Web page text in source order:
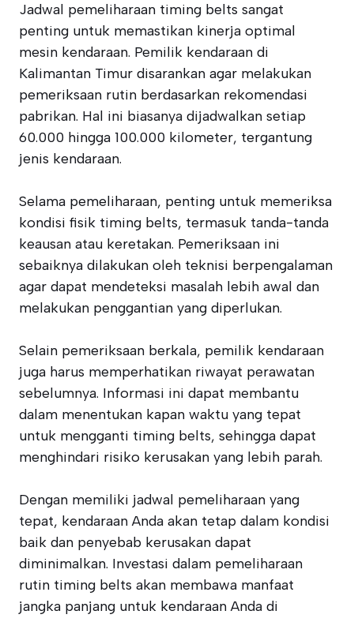
Jadwal pemeliharaan timing belts sangat
penting untuk memastikan kinerja optimal
mesin kendaraan. Pemilik kendaraan di
Kalimantan Timur disarankan agar melakukan
pemeriksaan rutin berdasarkan rekomendasi
pabrikan. Hal ini biasanya dijadwalkan setiap
60.000 hingga 100.000 kilometer, tergantung
jenis kendaraan.
Selama pemeliharaan, penting untuk memeriksa
kondisi fisik timing belts, termasuk tanda-tanda
keausan atau keretakan. Pemeriksaan ini
sebaiknya dilakukan oleh teknisi berpengalaman
agar dapat mendeteksi masalah lebih awal dan
melakukan penggantian yang diperlukan.
Selain pemeriksaan berkala, pemilik kendaraan
juga harus memperhatikan riwayat perawatan
sebelumnya. Informasi ini dapat membantu
dalam menentukan kapan waktu yang tepat
untuk mengganti timing belts, sehingga dapat
menghindari risiko kerusakan yang lebih parah.
Dengan memiliki jadwal pemeliharaan yang
tepat, kendaraan Anda akan tetap dalam kondisi
baik dan penyebab kerusakan dapat
diminimalkan. Investasi dalam pemeliharaan
rutin timing belts akan membawa manfaat
jangka panjang untuk kendaraan Anda di